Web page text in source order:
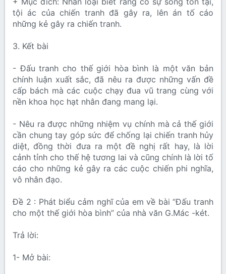
tội ác của chiến tranh đã gây ra, lên án tố cáo
những kẻ gây ra chiến tranh.
3. Kết bài
- Đấu tranh cho thế giới hòa bình là một văn bản
chính luận xuất sắc, đã nêu ra được những vấn đề
cấp bách mà các cuộc chạy đua vũ trang cùng với
nền khoa học hạt nhân đang mang lại.
- Nêu ra được những nhiệm vụ chính mà cả thế giới
cần chung tay góp sức để chống lại chiến tranh hủy
diệt, đồng thời đưa ra một đề nghị rất hay, là lời
cảnh tỉnh cho thế hệ tương lai và cũng chính là lời tố
cáo cho những kẻ gây ra các cuộc chiến phi nghĩa,
vô nhân đạo.
Đề 2 : Phát biểu cảm nghĩ của em về bài “Đấu tranh
cho một thế giới hòa bình” của nhà văn G.Mác -két.
Trả lời:
1- Mở bài: